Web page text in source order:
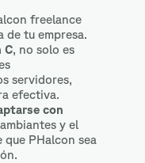
freelance
de tu empresa.
C, no solo es
servidores,
efectiva.
con
y el
PHalcon sea